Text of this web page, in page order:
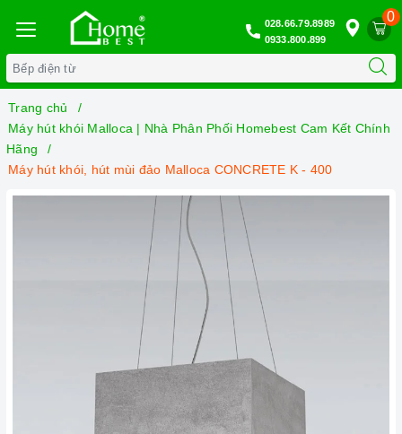
0
028.66.79.8989
0933.800.899
Trang chủ
Máy hút khói Malloca | Nhà Phân Phối Homebest Cam Kết Chính
Hãng
Máy hút khói, hút mùi đảo Malloca CONCRETE K - 400